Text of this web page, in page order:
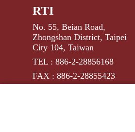
RTI
No. 55, Beian Road,
Zhongshan District, Taipei
City 104, Taiwan
TEL : 886-2-28856168
FAX : 886-2-28855423